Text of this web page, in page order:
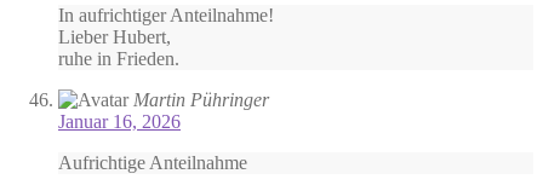
In aufrichtiger Anteilnahme!
Lieber Hubert,
ruhe in Frieden.
Martin Pühringer
Januar 16, 2026
Aufrichtige Anteilnahme